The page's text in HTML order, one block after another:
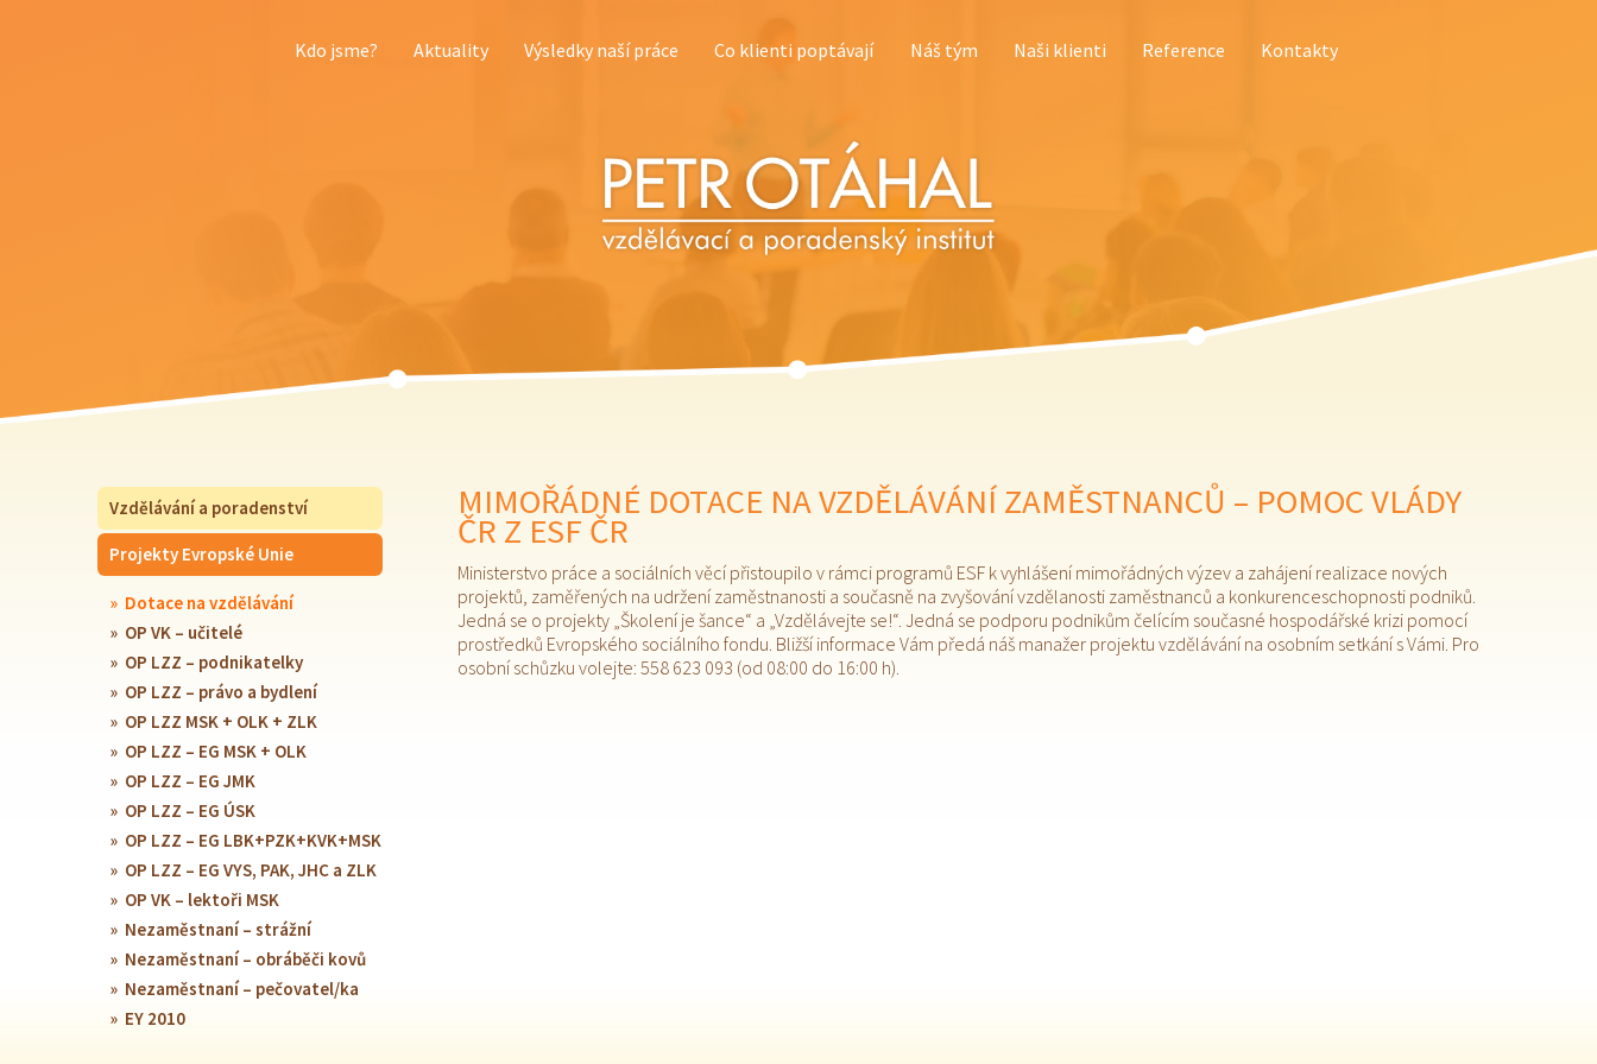
Kdo jsme? Aktuality Výsledky naší práce Co klienti poptávají Náš tým Naši klienti Reference Kontakty
Vzdělávání a poradenství
Projekty Evropské Unie
Dotace na vzdělávání
OP VK – učitelé
OP LZZ – podnikatelky
OP LZZ – právo a bydlení
OP LZZ MSK + OLK + ZLK
OP LZZ – EG MSK + OLK
OP LZZ – EG JMK
OP LZZ – EG ÚSK
OP LZZ – EG LBK+PZK+KVK+MSK
OP LZZ – EG VYS, PAK, JHC a ZLK
OP VK – lektoři MSK
Nezaměstnaní – strážní
Nezaměstnaní – obráběči kovů
Nezaměstnaní – pečovatel/ka
EY 2010
MIMOŘÁDNÉ DOTACE NA VZDĚLÁVÁNÍ ZAMĚSTNANCŮ – POMOC VLÁDY
ČR Z ESF ČR
Ministerstvo práce a sociálních věcí přistoupilo v rámci programů ESF k vyhlášení mimořádných výzev a zahájení realizace nových
projektů, zaměřených na udržení zaměstnanosti a současně na zvyšování vzdělanosti zaměstnanců a konkurenceschopnosti podniků.
Jedná se o projekty „Školení je šance“ a „Vzdělávejte se!“. Jedná se podporu podnikům čelícím současné hospodářské krizi pomocí
prostředků Evropského sociálního fondu. Bližší informace Vám předá náš manažer projektu vzdělávání na osobním setkání s Vámi. Pro
osobní schůzku volejte: 558 623 093 (od 08:00 do 16:00 h).